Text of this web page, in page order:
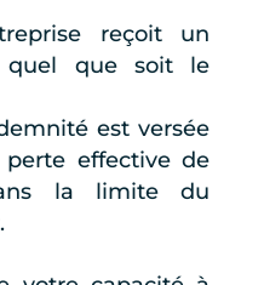
reçoit un
quel que soit le
est versée
effective de
la limite du